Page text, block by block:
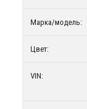
Марка/модель:
Цвет:
VIN: